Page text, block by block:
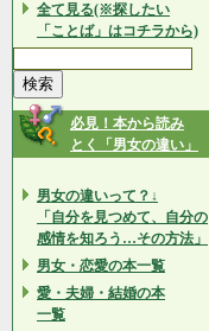
全て見る(※探したい
「ことば」はコチラから)
必見！本から読み
とく「男女の違い」
男女の違いって？↓
「自分を見つめて、自分の
感情を知ろう…その方法」
男女・恋愛の本一覧
愛・夫婦・結婚の本
一覧